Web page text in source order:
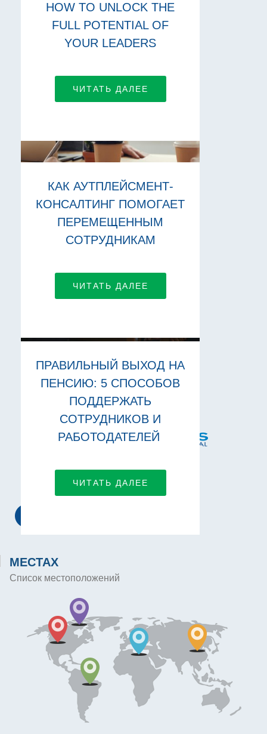
HOW TO UNLOCK THE
FULL POTENTIAL OF
YOUR LEADERS
ЧИТАТЬ ДАЛЕЕ
КАК АУТПЛЕЙСМЕНТ-
КОНСАЛТИНГ ПОМОГАЕТ
ПЕРЕМЕЩЕННЫМ
СОТРУДНИКАМ
ЧИТАТЬ ДАЛЕЕ
ПРАВИЛЬНЫЙ ВЫХОД НА
ПЕНСИЮ: 5 СПОСОБОВ
ПОДДЕРЖАТЬ
СОТРУДНИКОВ И
РАБОТОДАТЕЛЕЙ
ЧИТАТЬ ДАЛЕЕ
СВЯЗАТЬСЯ С НАМИ
МЕСТАХ
Список местоположений